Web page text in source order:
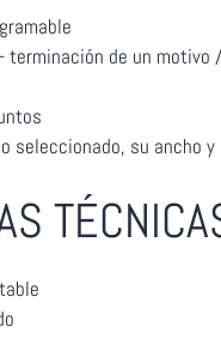
de un motivo
seleccionado, su ancho y